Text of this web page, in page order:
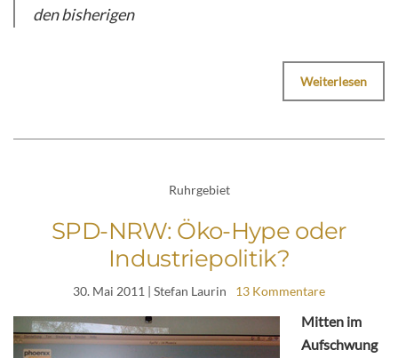
den bisherigen
Weiterlesen
Ruhrgebiet
SPD-NRW: Öko-Hype oder
Industriepolitik?
30. Mai 2011 | Stefan Laurin 13 Kommentare
Mitten im
Aufschwung